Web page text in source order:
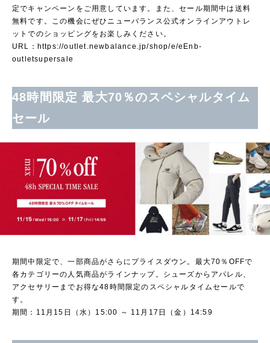
定でキャンペーンをご用意しています。また、セール期間中は送料
無料です。この機会にぜひニューバランス公式オンラインアウトレ
ットでのショッピングをお楽しみください。
URL： https://outlet.newbalance.jp/shop/e/eEnb-
outletsupersale
48時間限定 最大70％のスペシャルタイム
セール
期間中限定で、一部商品がさらにプライスダウン。最大70％OFFで
各カテゴリーの人気商品がラインナップ。シューズからアパレル、
アクセサリーまでお得な48時間限定のスペシャルタイムセールで
す。
期間：11月15日（水）15:00 ～ 11月17日（金）14:59